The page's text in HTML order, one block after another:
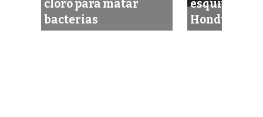
cloro para matar
bacterias
esquivo a su
Honduras